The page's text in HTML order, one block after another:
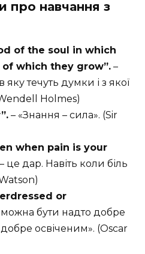
про навчання з
of the soul in which
which they grow”. –
течуть думки і з якої
Holmes)
– «Знання – сила». (Sir
when pain is your
це дар. Навіть коли біль
or
бути надто добре
освіченим». (Oscar